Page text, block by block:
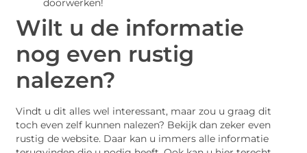
doorwerken!
Wilt u de informatie
nog even rustig
nalezen?
Vindt u dit alles wel interessant, maar zou u graag dit
toch even zelf kunnen nalezen? Bekijk dan zeker even
rustig de website. Daar kan u immers alle informatie